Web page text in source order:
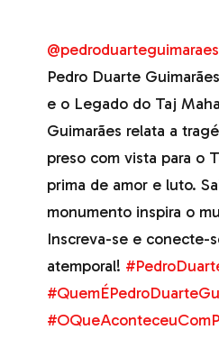
Pedro Duarte
e o Legado do Taj
Guimarães relata a
preso com vista para o
prima de amor e luto.
monumento inspira o
Inscreva-se e conecte-
atemporal!